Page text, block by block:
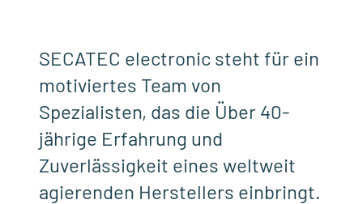
SECATEC electronic steht für ein
motiviertes Team von
Spezialisten, das die Über 40-
jährige Erfahrung und
Zuverlässigkeit eines weltweit
agierenden Herstellers einbringt.